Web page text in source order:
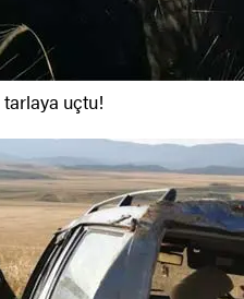
tarlaya uçtu!